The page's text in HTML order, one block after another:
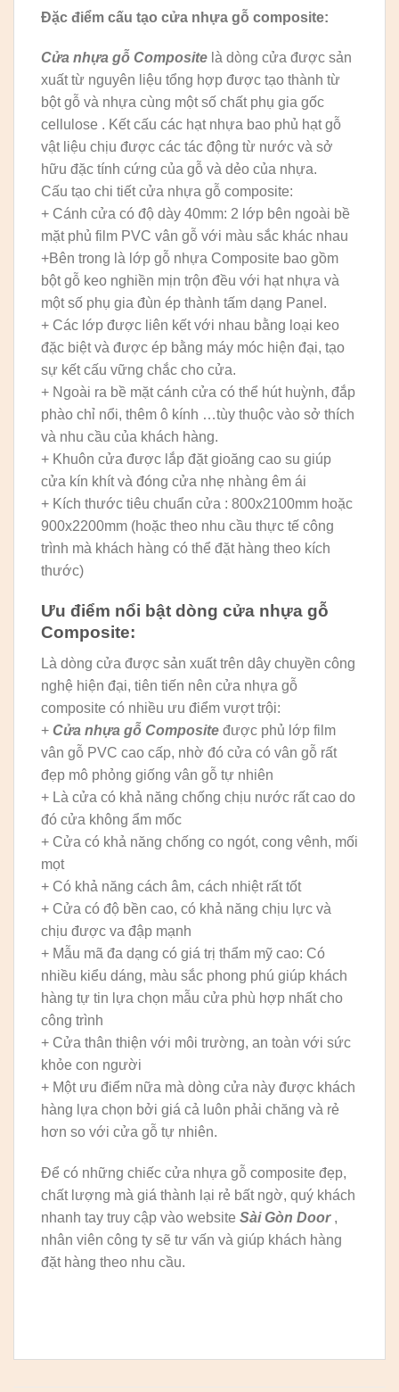
Đặc điểm cấu tạo cửa nhựa gỗ composite:
Cửa nhựa gỗ Composite là dòng cửa được sản
xuất từ nguyên liệu tổng hợp được tạo thành từ
bột gỗ và nhựa cùng một số chất phụ gia gốc
cellulose . Kết cấu các hạt nhựa bao phủ hạt gỗ
vật liệu chịu được các tác động từ nước và sở
hữu đặc tính cứng của gỗ và dẻo của nhựa.
Cấu tạo chi tiết cửa nhựa gỗ composite:
+ Cánh cửa có độ dày 40mm: 2 lớp bên ngoài bề
mặt phủ film PVC vân gỗ với màu sắc khác nhau
+Bên trong là lớp gỗ nhựa Composite bao gồm
bột gỗ keo nghiền mịn trộn đều với hạt nhựa và
một số phụ gia đùn ép thành tấm dạng Panel.
+ Các lớp được liên kết với nhau bằng loại keo
đặc biệt và được ép bằng máy móc hiện đại, tạo
sự kết cấu vững chắc cho cửa.
+ Ngoài ra bề mặt cánh cửa có thể hút huỳnh, đắp
phào chỉ nổi, thêm ô kính …tùy thuộc vào sở thích
và nhu cầu của khách hàng.
+ Khuôn cửa được lắp đặt gioăng cao su giúp
cửa kín khít và đóng cửa nhẹ nhàng êm ái
+ Kích thước tiêu chuẩn cửa : 800x2100mm hoặc
900x2200mm (hoặc theo nhu cầu thực tế công
trình mà khách hàng có thể đặt hàng theo kích
thước)
Ưu điểm nổi bật dòng cửa nhựa gỗ
Composite:
Là dòng cửa được sản xuất trên dây chuyền công
nghệ hiện đại, tiên tiến nên cửa nhựa gỗ
composite có nhiều ưu điểm vượt trội:
+ Cửa nhựa gỗ Composite được phủ lớp film
vân gỗ PVC cao cấp, nhờ đó cửa có vân gỗ rất
đẹp mô phỏng giống vân gỗ tự nhiên
+ Là cửa có khả năng chống chịu nước rất cao do
đó cửa không ẩm mốc
+ Cửa có khả năng chống co ngót, cong vênh, mối
mọt
+ Có khả năng cách âm, cách nhiệt rất tốt
+ Cửa có độ bền cao, có khả năng chịu lực và
chịu được va đập mạnh
+ Mẫu mã đa dạng có giá trị thẩm mỹ cao: Có
nhiều kiểu dáng, màu sắc phong phú giúp khách
hàng tự tin lựa chọn mẫu cửa phù hợp nhất cho
công trình
+ Cửa thân thiện với môi trường, an toàn với sức
khỏe con người
+ Một ưu điểm nữa mà dòng cửa này được khách
hàng lựa chọn bởi giá cả luôn phải chăng và rẻ
hơn so với cửa gỗ tự nhiên.
Để có những chiếc cửa nhựa gỗ composite đẹp,
chất lượng mà giá thành lại rẻ bất ngờ, quý khách
nhanh tay truy cập vào website Sài Gòn Door,
nhân viên công ty sẽ tư vấn và giúp khách hàng
đặt hàng theo nhu cầu.